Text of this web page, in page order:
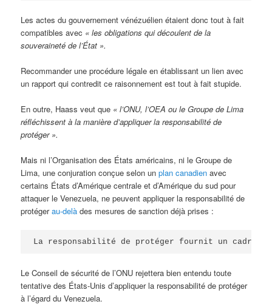
Les actes du gouvernement vénézuélien étaient donc tout à fait
compatibles avec «les obligations qui découlent de la
souveraineté de l’État ».
Recommander une procédure légale en établissant un lien avec
un rapport qui contredit ce raisonnement est tout à fait stupide.
En outre, Haass veut que «l’ONU, l’OEA ou le Groupe de Lima
réfléchissent à la manière d’appliquer la responsabilité de
protéger ».
Mais ni l’Organisation des États américains, ni le Groupe de
Lima, une conjuration conçue selon unplan canadien avec
certains États d’Amérique centrale et d’Amérique du sud pour
attaquer le Venezuela, ne peuvent appliquer la responsabilité de
protégerau-delà des mesures de sanction déjà prises :
La responsabilité de protéger fournit un cadre
Le Conseil de sécurité de l’ONU rejettera bien entendu toute
tentative des États-Unis d’appliquer la responsabilité de protéger
à l’égard du Venezuela.